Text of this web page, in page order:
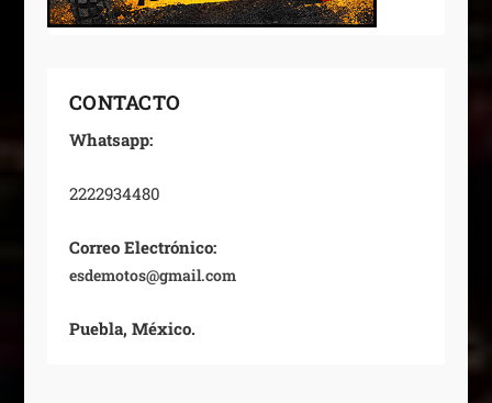
CONTACTO
Whatsapp:
2222934480
Correo Electrónico:
esdemotos@gmail.com
Puebla, México.